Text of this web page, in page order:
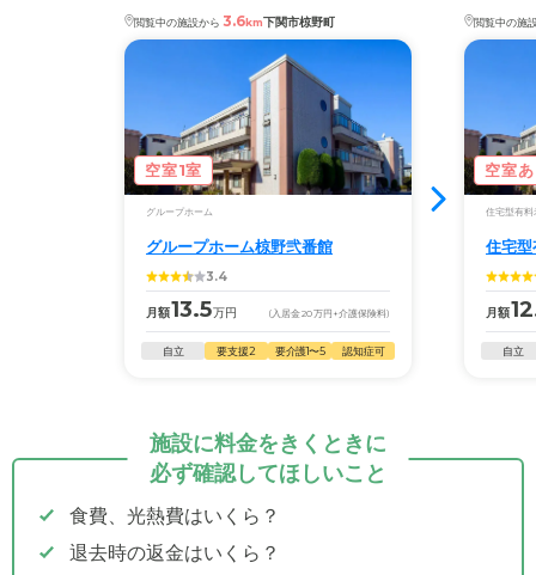
閲覧中の施設から 3.6km下関市椋野町
空室1室
グループホーム
グループホーム椋野弐番館
3.4
月額13.5万円 (入居金20万円 +介護保険料)
自立 要支援2 要介護1〜5 認知症可
閲覧中の施
空室
住宅型有料
住宅
月額
自立
施設に料金をきくときに
必ず確認してほしいこと
食費、光熱費はいくら？
退去時の返金はいくら？